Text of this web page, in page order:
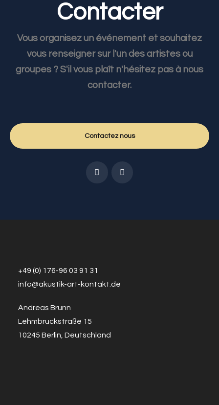
Contacter
Vous organisez un événement et souhaitez
vous renseigner sur l'un des artistes ou
groupes ? S'il vous plaît n'hésitez pas à nous
contacter.
Contactez nous
+49 (0) 176-96 03 91 31
info@akustik-art-kontakt.de
Andreas Brunn
Lehmbruckstraße 15
10245 Berlin, Deutschland